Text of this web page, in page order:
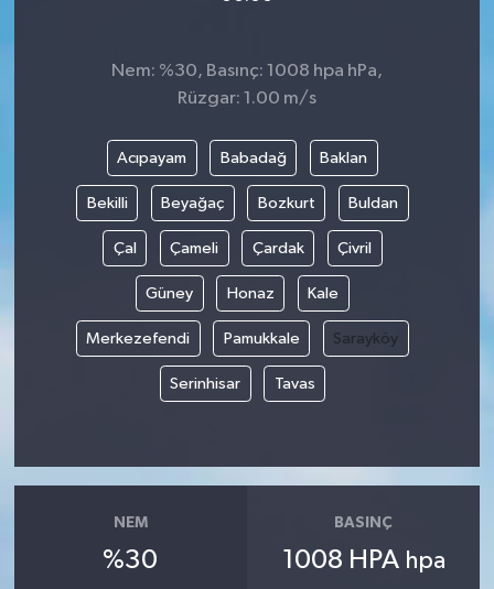
Nem: %30, Basınç: 1008 hpa hPa,
Rüzgar: 1.00 m/s
Acıpayam Babadağ Baklan
Bekilli Beyağaç Bozkurt Buldan
Çal Çameli Çardak Çivril
Güney Honaz Kale
Merkezefendi Pamukkale Sarayköy
Serinhisar Tavas
NEM
%30
BASINÇ
1008 HPA hpa